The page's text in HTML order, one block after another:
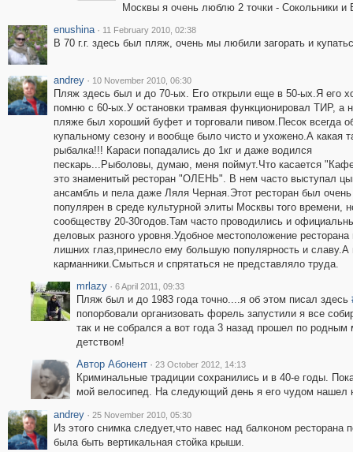
Москвы я очень люблю 2 точки - Сокольники
enushina · 11 February 2010, 02:38
В 70 г.г. здесь был пляж, очень мы любили загорать и
andrey · 10 November 2010, 06:30
Пляж здесь был и до 70-ых. Его открыли еще в 50-ых.Я его
помню с 60-ых.У остановки трамвая функционировал ТИР, а
пляже был хороший буфет и торговали пивом.Песок всегда
купальному сезону и вообще было чисто и ухожено.А какая
рыбалка!!! Караси попадались до 1кг и даже водился
пескарь...Рыболовы, думаю, меня поймут.Что касается
это знаменитый ресторан "ОЛЕНЬ". В нем часто выступал
ансамбль и пела даже Ляля Черная.Этот ресторан был очень
популярен в среде культурной элиты Москвы того времени,
сообществу 20-30годов.Там часто проводились и
деловых разного уровня.Удобное местоположение
лишних глаз,принесло ему большую популярность и славу.А
карманники.Смыться и спрятаться не представляло труда.
mrlazy · 6 April 2011, 09:33
Пляж был и до 1983 года точно....я об этом писал здесь
попорбовали организовать форель запустили я все
так и не собрался а вот года 3 назад прошел по
детством!
Автор Абонент · 23 October 2012, 14:13
Криминальные традиции сохранились и в 40-е годы.
мой велосипед. На следующий день я его чудом нашел
andrey · 25 November 2010, 05:30
Из этого снимка следует,что навес над балконом
была быть вертикальная стойка крыши.